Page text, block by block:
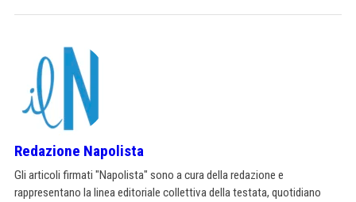
Redazione Napolista
Gli articoli firmati "Napolista" sono a cura della redazione e
rappresentano la linea editoriale collettiva della testata, quotidiano